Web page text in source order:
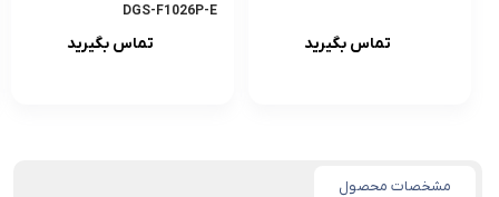
تماس بگیرید
DGS-F1026P-E
تماس بگیرید
مشخصات محصول